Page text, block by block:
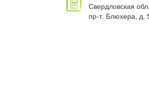
Свердловская
пр-т. Блюхера, д.